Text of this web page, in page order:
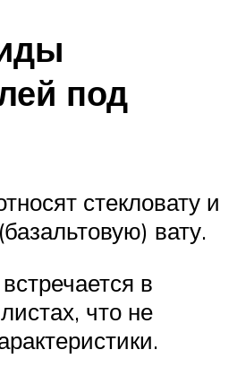
под
стекловату и
вату.
в
что не